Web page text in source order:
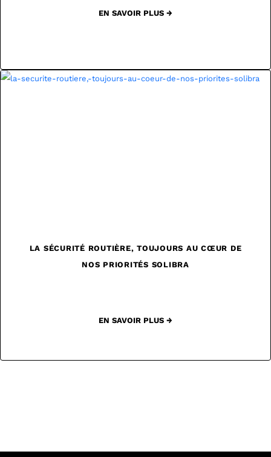
EN SAVOIR PLUS →
LA SÉCURITÉ ROUTIÈRE, TOUJOURS AU CŒUR DE
NOS PRIORITÉS SOLIBRA
EN SAVOIR PLUS →